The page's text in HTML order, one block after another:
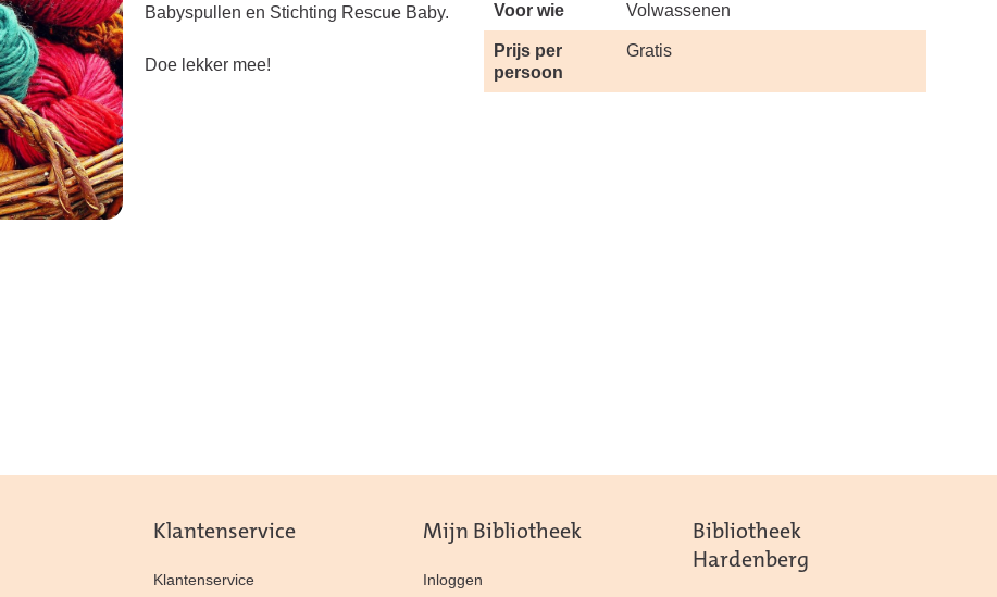
Babyspullen en Stichting Rescue Baby.
Doe lekker mee!
Voor wie Volwassenen
Prijs per
persoon
Gratis
Klantenservice
Klantenservice
Mijn Bibliotheek
Inloggen
Bibliotheek
Hardenberg